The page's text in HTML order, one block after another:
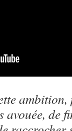
avouée, de